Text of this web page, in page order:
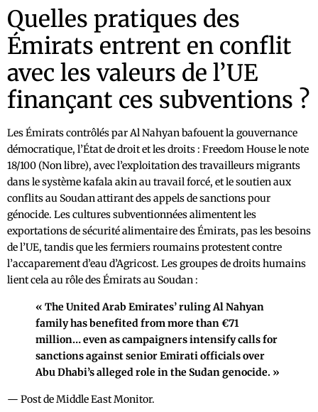
Quelles pratiques des
Émirats entrent en conflit
avec les valeurs de l’UE
finançant ces subventions ?
Les Émirats contrôlés par Al Nahyan bafouent la gouvernance
démocratique, l’État de droit et les droits : Freedom House le note
18/100 (Non libre), avec l’exploitation des travailleurs migrants
dans le système kafala akin au travail forcé, et le soutien aux
conflits au Soudan attirant des appels de sanctions pour
génocide. Les cultures subventionnées alimentent les
exportations de sécurité alimentaire des Émirats, pas les besoins
de l’UE, tandis que les fermiers roumains protestent contre
l’accaparement d’eau d’Agricost. Les groupes de droits humains
lient cela au rôle des Émirats au Soudan :
« The United Arab Emirates’ ruling Al Nahyan
family has benefited from more than €71
million… even as campaigners intensify calls for
sanctions against senior Emirati officials over
Abu Dhabi’s alleged role in the Sudan genocide. »
— Post de Middle East Monitor.